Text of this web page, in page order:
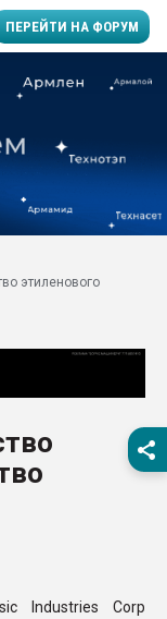
ПЕРЕЙТИ НА ФОРУМ
Вакуум-формовочные
ближайшее
28.07.2026
Всё, что касается
вакуумного
Продам отходы
поликарбоната и АБС-
этиленового
Industries Corp